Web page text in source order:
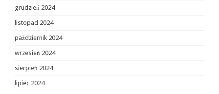
grudzień 2024
listopad 2024
październik 2024
wrzesień 2024
sierpień 2024
lipiec 2024